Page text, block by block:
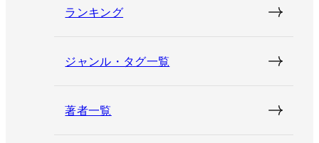
ランキング
ジャンル・タグ一覧
著者一覧